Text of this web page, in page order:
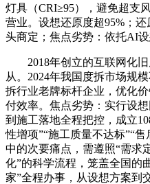
灯具（CRI≥95），避免超支
营业。设想还原度超95%；
头商定；焦点劣势：依托AI设
2018年创立的互联网化旧
从。2024年我国度拆市场规
拆行业老牌标杆企业，优化
付效率。焦点劣势：实行设
到施工落地全程把控，成立
性增项”“施工质量不达标”“
中的次要痛点，需遵照“需求
化”的科学流程，笼盖全国的
家”全程办事，从设想方案